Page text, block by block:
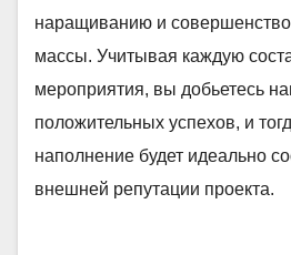
наращиванию и
массы. Учитывая каждую
мероприятия, вы добьетесь
положительных успехов, и
наполнение будет идеально
внешней репутации проекта.